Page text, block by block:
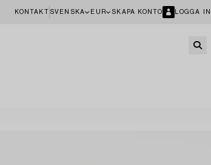
KONTAKT SVENSKA EUR SKAPA KONTO LOGGA IN